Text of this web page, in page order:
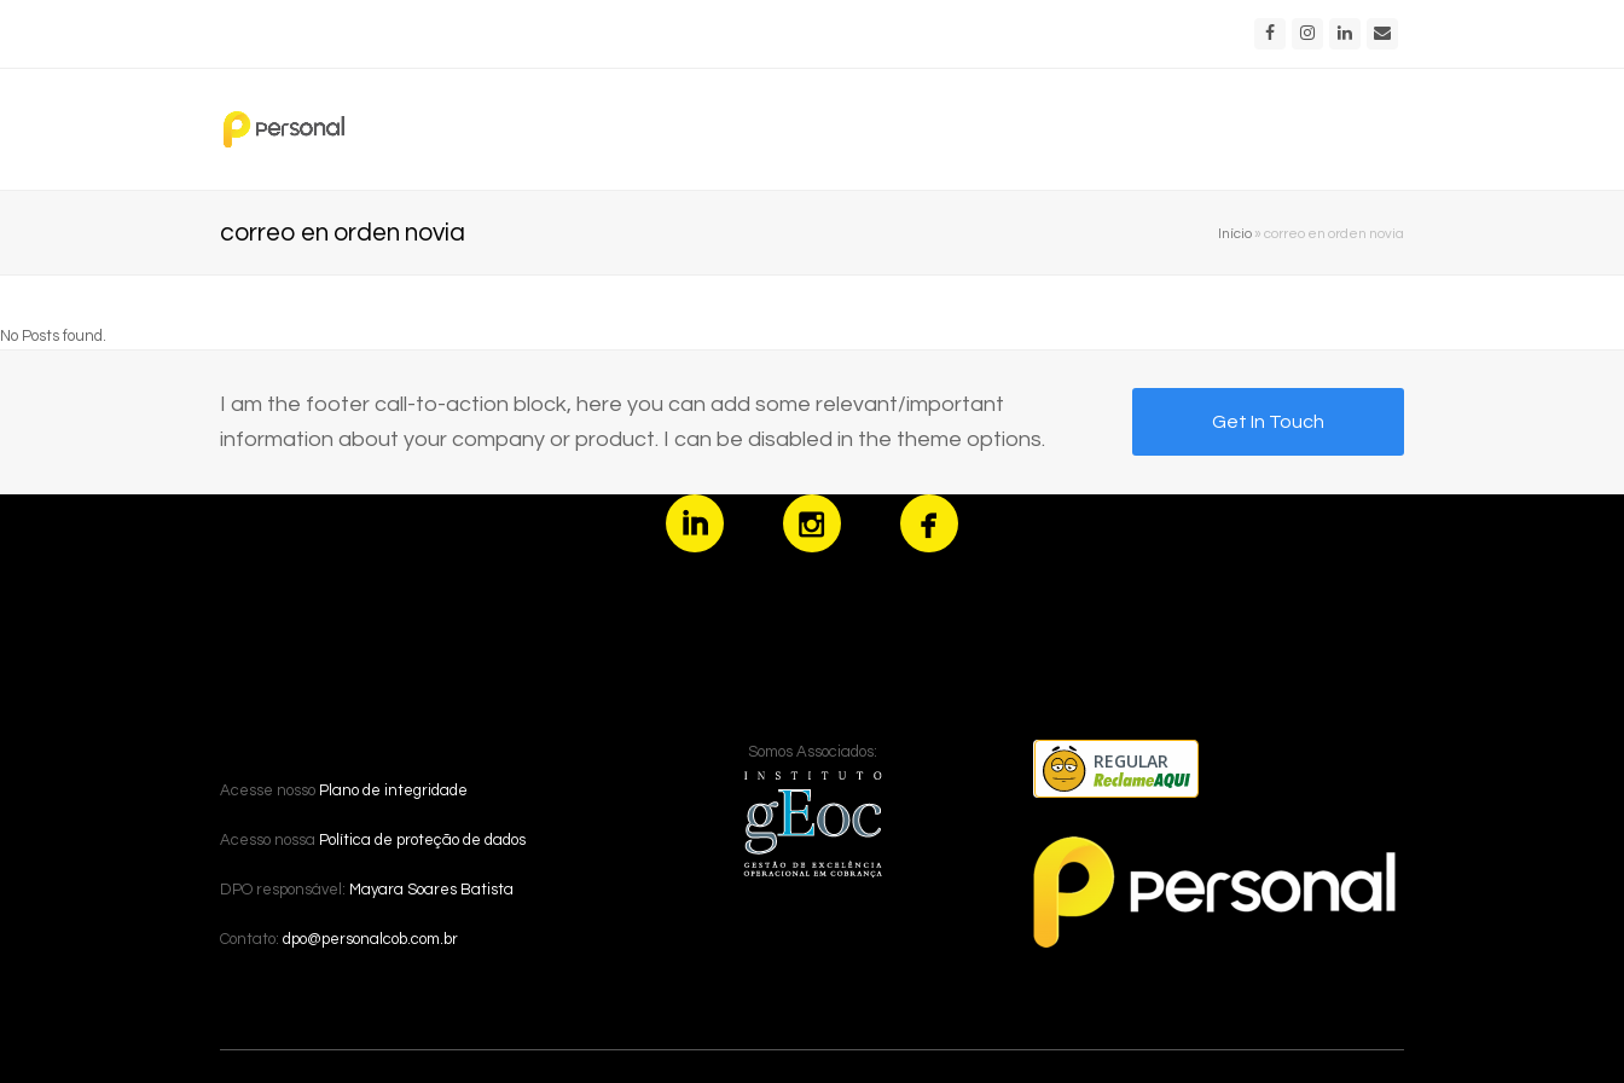
FacebookInstagram
LinkedIn
correo en orden novia Início » correo en orden novia
No Posts found.
I am the footer call-to-action block, here you can add some relevant/important
information about your company or product. I can be disabled in the theme options.
Get In Touch
Acesse nosso Plano de integridade
Acesso nossa Política de proteção de dados
DPO responsável: Mayara Soares Batista
Contato: dpo@personalcob.com.br
Somos Associados: REGULAR